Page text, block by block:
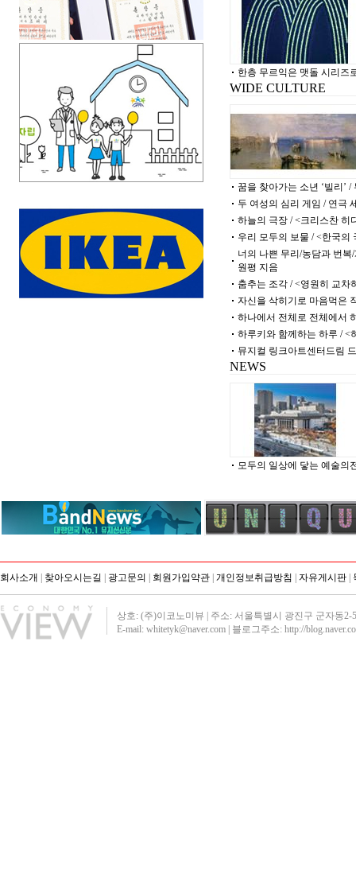
한층 무르익은 맷돌 시리즈
WIDE CULTURE
꿈을 찾아가는 소년 ‘빌리’
두 여성의 심리 게임 / 연극
하늘의 극장 / <크리스찬 히
우리 모두의 보물 / <한국의
너의 나쁜 무리/농담과 번
원평 지음
춤추는 조각 / <영원히 교차
자신을 삭히기로 마음먹은
하나에서 전체로 전체에서
하루키와 함께하는 하루 / <
뮤지컬 링크아트센터드림
NEWS
모두의 일상에 닿는 예술의
회사소개 찾아오시는길 광고문의 회원가입약관 개인정보취급방침 자유게시판
상호: (주)이코노미뷰 | 주소: 서울특별시 광진구 군자동2-
E-mail: whitetyk@naver.com | 블로그주소: http://